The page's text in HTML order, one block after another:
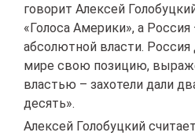
говорит Алексей
«Голоса Америки», а
абсолютной власти.
мире свою позицию,
властью – захотели дали
десять».
Алексей Голобуцкий